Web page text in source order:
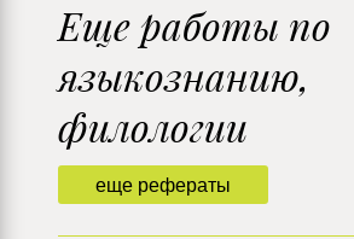
еще рефераты
Еще работы по
языкознанию,
филологии